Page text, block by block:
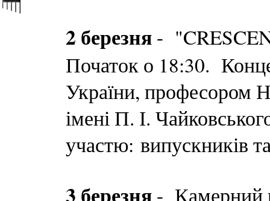
2 березня -
Початок о 18:30.
України, професором
імені П. І.
участю: випускників
3 березня - Камерний